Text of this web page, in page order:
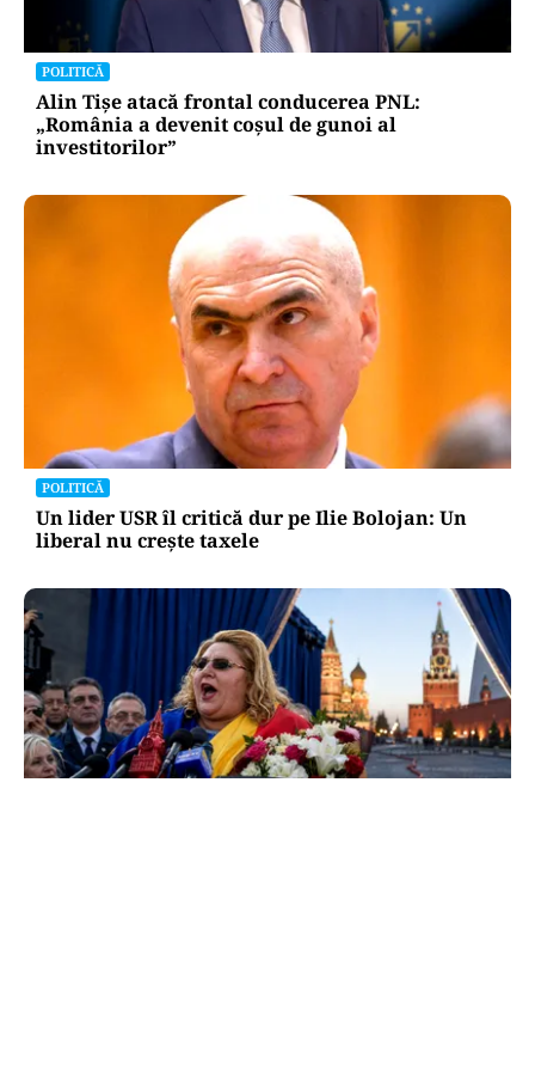
POLITICĂ
Alin Tișe atacă frontal conducerea PNL:
„România a devenit coșul de gunoi al
investitorilor”
POLITICĂ
Un lider USR îl critică dur pe Ilie Bolojan: Un
liberal nu crește taxele